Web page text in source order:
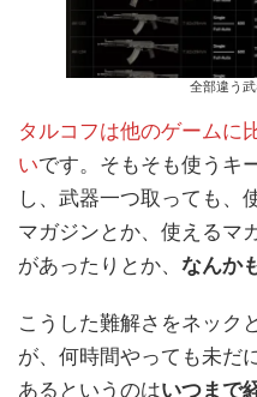
全部違う武
タルコフは他のゲームに
いです。そもそも使うキ
し、武器一つ取っても、
マガジンとか、使えるマ
があったりとか、 なんか
こうした難解さをネック
が、何時間やっても未だ
あるというのはいつまで